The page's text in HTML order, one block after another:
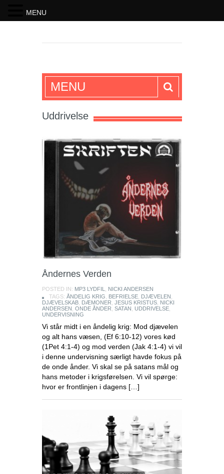
SKRIFTEN
MENU
Uddrivelse
Åndernes Verden
POSTED IN: MP3 LYDFIL
NICKI ANDERSEN
TAGS: ÅNDELIG KRIG BEFRIELSE DJÆVELEN
DJÆVELSKAB
DÆMONER JESUS KRISTUS NICKI
ANDERSEN
ONDE ÅNDER SATAN UDDRIVELSE
UNDERVISNING
Vi står midt i en åndelig krig: Mod djævelen
og alt hans væsen, (Ef 6:10-12) vores kød
(1Pet 4:1-4) og mod verden (Jak 4:1-4) vi vil
i denne undervisning særligt havde fokus på
de onde ånder. Vi skal se på satans mål og
hans metoder i krigsførelsen. Vi vil spørge:
hvor er frontlinjen i dagens […]
MENU